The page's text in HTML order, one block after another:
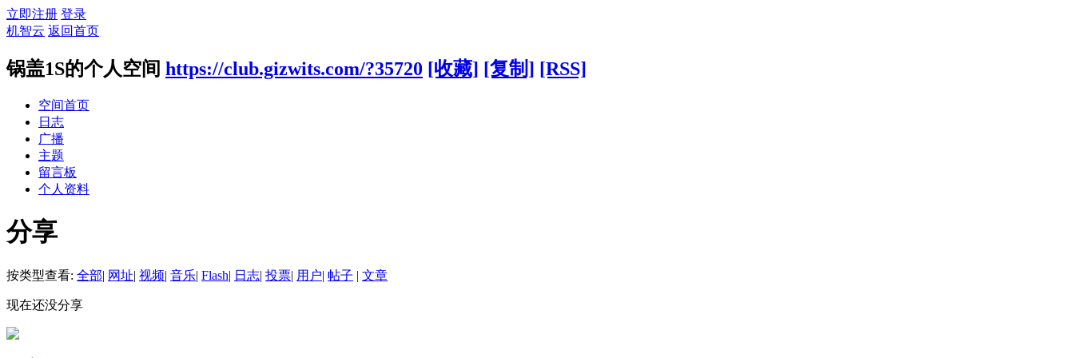
立即注册 登录
机智云 返回首页
锅盖1S的个人空间 https://club.gizwits.com/?35720 [收藏] [复制] [RSS]
空间首页
日志
广播
主题
留言板
个人资料
分享
按类型查看: 全部| 网址| 视频| 音乐| Flash| 日志| 投票| 用户| 帖子 | 文章
现在还没分享